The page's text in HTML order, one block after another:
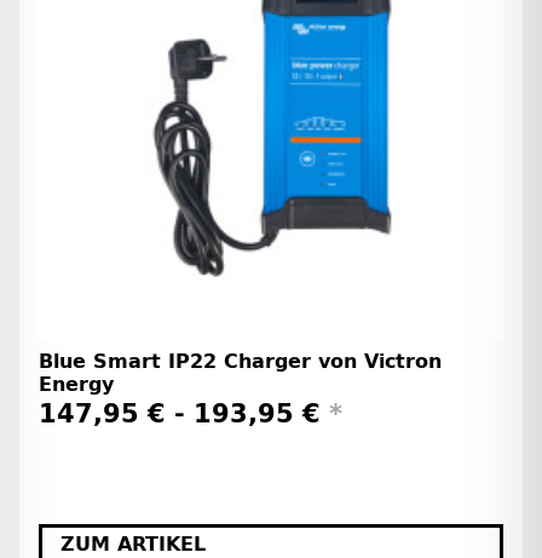
Blue Smart IP22 Charger von Victron
Energy
147,95 € - 193,95 € *
ZUM ARTIKEL